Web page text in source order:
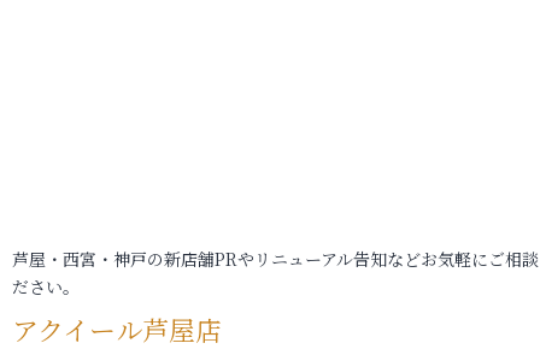
芦屋・西宮・神戸の新店舗PRやリニューアル告知などお気軽にご相
ださい。
アクイール芦屋店